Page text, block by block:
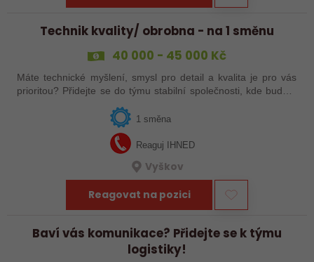
Technik kvality/ obrobna - na 1 směnu
40 000 - 45 000 Kč
Máte technické myšlení, smysl pro detail a kvalita je pro vás
prioritou? Přidejte se do týmu stabilní společnosti, kde budete
1 směna
Reaguj IHNED
Vyškov
Reagovat na pozici
Baví vás komunikace? Přidejte se k týmu
logistiky!